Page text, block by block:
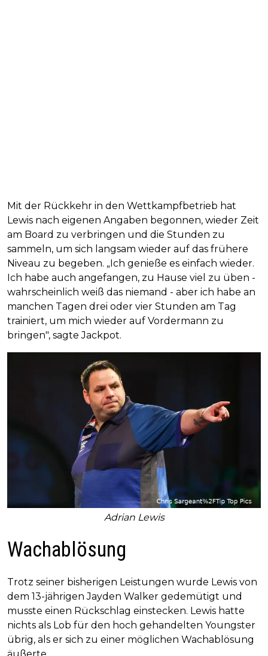
Mit der Rückkehr in den Wettkampfbetrieb hat
Lewis nach eigenen Angaben begonnen, wieder Zeit
am Board zu verbringen und die Stunden zu
sammeln, um sich langsam wieder auf das frühere
Niveau zu begeben. „Ich genieße es einfach wieder.
Ich habe auch angefangen, zu Hause viel zu üben -
wahrscheinlich weiß das niemand - aber ich habe an
manchen Tagen drei oder vier Stunden am Tag
trainiert, um mich wieder auf Vordermann zu
bringen", sagte Jackpot.
Adrian Lewis
Wachablösung
Trotz seiner bisherigen Leistungen wurde Lewis von
dem 13-jährigen Jayden Walker gedemütigt und
musste einen Rückschlag einstecken. Lewis hatte
nichts als Lob für den hoch gehandelten Youngster
übrig, als er sich zu einer möglichen Wachablösung